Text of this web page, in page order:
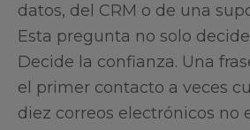
datos, del CRM o de una
Esta pregunta no solo
Decide la confianza. Una
el primer contacto a veces
diez correos electrónicos no